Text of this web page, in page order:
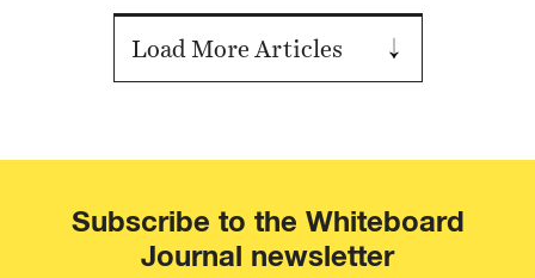
Load More Articles
Subscribe to the Whiteboard
Journal newsletter